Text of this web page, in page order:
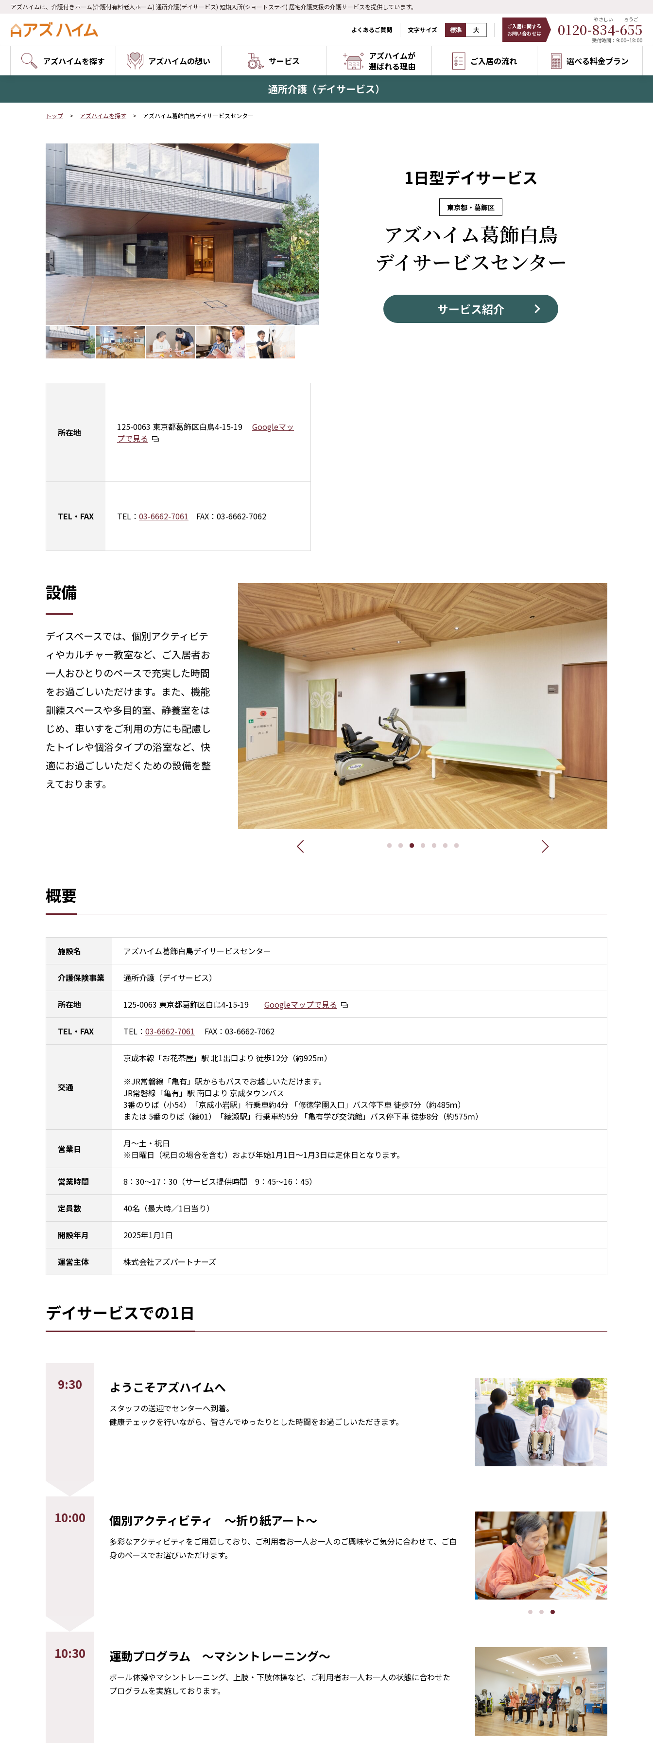
アズハイムは、介護付きホーム(介護付有料老人ホーム) 通所介護(デイサービス) 短期入所(ショートステイ) 居宅介護支援の介護サービスを提供しています。
よくあるご質問 文字サイズ 標準 大
ご入居に関する
お問い合わせは
0120-834
やさしい
-655
ろうご
受付時間：9:00~18:00
アズハイムを探す アズハイムの想い サービス
アズハイムが
選ばれる理由
ご入居の流れ 選べる料金プラン
通所介護（デイサービス）
トップ アズハイムを探す アズハイム葛飾白鳥デイサービスセンター
1日型デイサービス
東京都・葛飾区
アズハイム葛飾白鳥
デイサービスセンター
サービス紹介
所在地 125-0063 東京都葛飾区白鳥4-15-19
Googleマッ
プで見る
TEL・ FAX TEL： 03-6662-7061 FAX：03-6662-7062
設備
デイスペースでは、個別アクティビテ
ィやカルチャー教室など、ご入居者お
一人おひとりのペースで充実した時間
をお過ごしいただけます。また、機能
訓練スペースや多目的室、静養室をは
じめ、車いすをご利用の方にも配慮し
たトイレや個浴タイプの浴室など、快
適にお過ごしいただくための設備を整
えております。
概要
施設名 アズハイム葛飾白鳥デイサービスセンター
介護保険事業 通所介護（デイサービス）
所在地 125-0063 東京都葛飾区白鳥4-15-19 Googleマップで見る
TEL・FAX TEL： 03-6662-7061 FAX：03-6662-7062
交通
京成本線「お花茶屋」駅 北1出口より 徒歩12分（約925m）
※JR常磐線「亀有」駅からもバスでお越しいただけます。
JR常磐線「亀有」駅 南口より 京成タウンバス
3番のりば（小54）「京成小岩駅」行乗車約4分 「修徳学園入口」バス停下車 徒歩7分（約485ｍ）
または 5番のりば（綾01）「綾瀬駅」行乗車約5分 「亀有学び交流館」バス停下車 徒歩8分（約575ｍ）
営業日
月～土・祝日
※日曜日（祝日の場合を含む）および年始1月1日～1月3日は定休日となります。
営業時間 8：30～17：30（サービス提供時間 9：45～16：45）
定員数 40名（最大時／1日当り）
開設年月 2025年1月1日
運営主体 株式会社アズパートナーズ
デイサービスでの1日
9:30 ようこそアズハイムへ
スタッフの送迎でセンターへ到着。
健康チェックを行いながら、皆さんでゆったりとした時間をお過ごしいただきます。
10:00 個別アクティビティ ～折り紙アート～
多彩なアクティビティをご用意しており、ご利用者お一人お一人のご興味やご気分に合わせて、ご自
身のペースでお選びいただけます。
10:30 運動プログラム ～マシントレーニング～
ボール体操やマシントレーニング、上肢・下肢体操など、ご利用者お一人お一人の状態に合わせた
プログラムを実施しております。